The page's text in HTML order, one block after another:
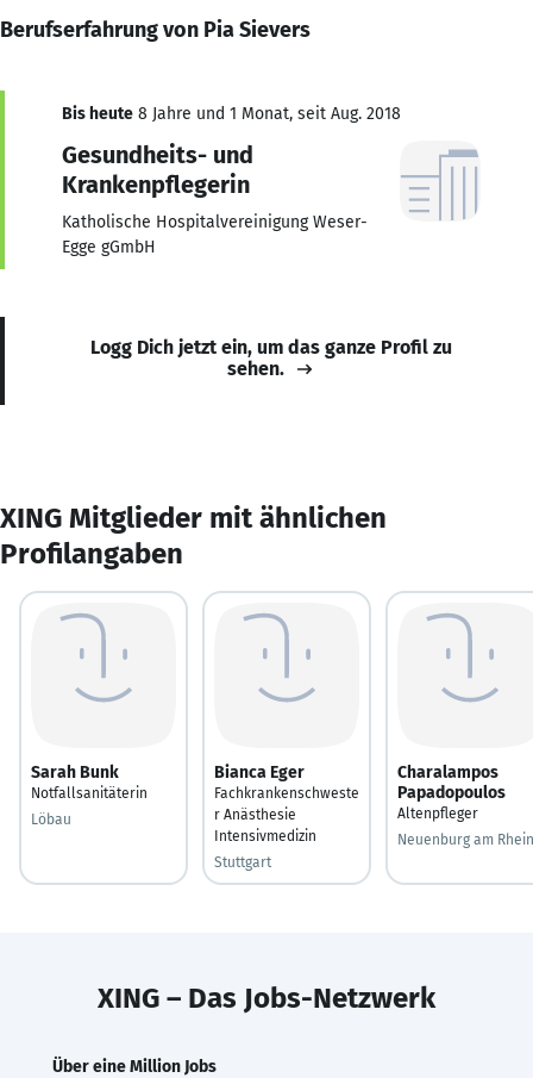
Berufserfahrung von Pia Sievers
Bis heute 8 Jahre und 1 Monat, seit Aug. 2018
Gesundheits- und
Krankenpflegerin
Katholische Hospitalvereinigung Weser-
Egge gGmbH
Logg Dich jetzt ein, um das ganze Profil zu
sehen.
XING Mitglieder mit ähnlichen
Profilangaben
Sarah Bunk
Notfallsanitäterin
Löbau
Bianca Eger
Fachkrankenschweste
r Anästhesie
Intensivmedizin
Stuttgart
Charalampos
Papadopoulos
Altenpfleger
Neuenburg am Rhein
XING – Das Jobs-Netzwerk
Über eine Million Jobs